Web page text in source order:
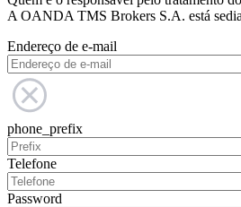
A OANDA TMS Brokers S.A. está
Endereço de e-mail
phone_prefix
Telefone
Password